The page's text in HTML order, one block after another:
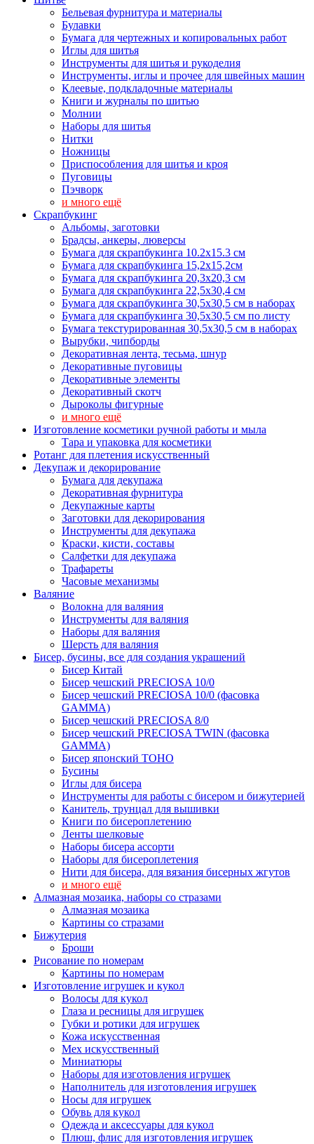
Бельевая фурнитура и материалы
Булавки
Бумага для чертежных и копировальных работ
Иглы для шитья
Инструменты для шитья и рукоделия
Инструменты, иглы и прочее для швейных машин
Клеевые, подкладочные материалы
Книги и журналы по шитью
Молнии
Наборы для шитья
Нитки
Ножницы
Приспособления для шитья и кроя
Пуговицы
Пэчворк
и много ещё
Скрапбукинг
Альбомы, заготовки
Брадсы, анкеры, люверсы
Бумага для скрапбукинга 10.2х15.3 см
Бумага для скрапбукинга 15,2х15,2см
Бумага для скрапбукинга 20,3х20,3 см
Бумага для скрапбукинга 22,5х30,4 см
Бумага для скрапбукинга 30,5х30,5 см в наборах
Бумага для скрапбукинга 30,5х30,5 см по листу
Бумага текстурированная 30,5х30,5 см в наборах
Вырубки, чипборды
Декоративная лента, тесьма, шнур
Декоративные пуговицы
Декоративные элементы
Декоративный скотч
Дыроколы фигурные
и много ещё
Изготовление косметики ручной работы и мыла
Тара и упаковка для косметики
Ротанг для плетения искусственный
Декупаж и декорирование
Бумага для декупажа
Декоративная фурнитура
Декупажные карты
Заготовки для декорирования
Инструменты для декупажа
Краски, кисти, составы
Салфетки для декупажа
Трафареты
Часовые механизмы
Валяние
Волокна для валяния
Инструменты для валяния
Наборы для валяния
Шерсть для валяния
Бисер, бусины, все для создания украшений
Бисер Китай
Бисер чешский PRECIOSA 10/0
Бисер чешский PRECIOSA 10/0 (фасовка
GAMMA)
Бисер чешский PRECIOSA 8/0
Бисер чешский PRECIOSA TWIN (фасовка
GAMMA)
Бисер японский TOHO
Бусины
Иглы для бисера
Инструменты для работы с бисером и бижутерией
Канитель, трунцал для вышивки
Книги по бисероплетению
Ленты шелковые
Наборы бисера ассорти
Наборы для бисероплетения
Нити для бисера, для вязания бисерных жгутов
и много ещё
Алмазная мозаика, наборы со стразами
Алмазная мозаика
Картины co стразами
Бижутерия
Броши
Рисование по номерам
Картины по номерам
Изготовление игрушек и кукол
Волосы для кукол
Глаза и ресницы для игрушек
Губки и ротики для игрушек
Кожа искусственная
Мех искусственный
Миниатюры
Наборы для изготовления игрушек
Наполнитель для изготовления игрушек
Носы для игрушек
Обувь для кукол
Одежда и аксессуары для кукол
Плюш, флис для изготовления игрушек